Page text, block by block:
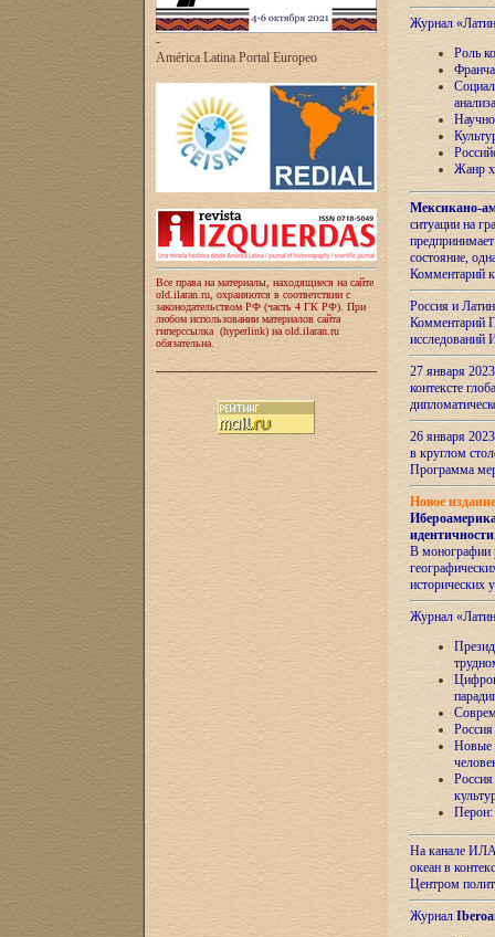
-
América Latina Portal Europeo
Все права на материалы, находящиеся на сайте
old.ilaran.ru, охраняются в соответствии с
законодательством РФ (часть 4 ГК РФ). При
любом использовании материалов сайта
гиперссылка (hyperlink) на old.ilaran.ru
обязательна.
Журнал
Роль
анализа
Жанр
Мексикано-
ситуации на
состояние,
Комментарий
Россия и
Комментарий
27 января
контексте
26 января
в круглом
Программа
Новое
идентичности
В монографии
исторических
Журнал
Новые
Перон:
На канале
океан в
Центром
Журнал